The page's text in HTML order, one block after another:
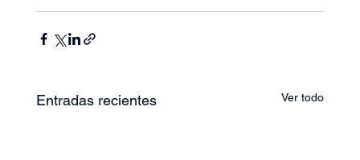
Entradas recientes Ver todo